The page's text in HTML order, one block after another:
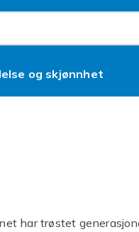
og skjønnhet
har trøstet